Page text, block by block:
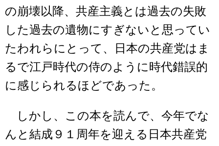
の崩壊以降、共産主義とは過去の失敗
した過去の遺物にすぎないと思ってい
たわれらにとって、日本の共産党はま
るで江戸時代の侍のように時代錯誤的
に感じられるほどであった。
しかし、この本を読んで、今年でな
んと結成９１周年を迎える日本共産党